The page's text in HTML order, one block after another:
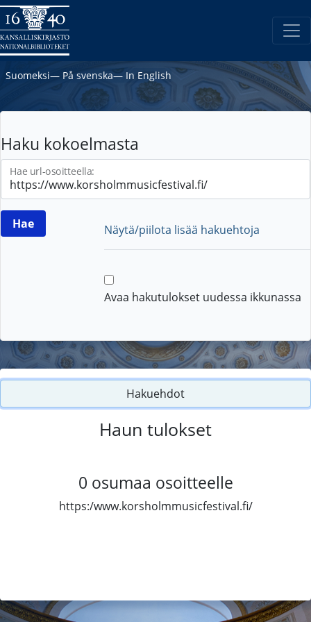
Suomeksi― På svenska― In English
Haku kokoelmasta
Hae url-osoitteella:
Näytä/piilota lisää hakuehtoja
Avaa hakutulokset uudessa ikkunassa
Hakuehdot
Haun tulokset
0 osumaa osoitteelle
https:/www.korsholmmusicfestival.fi/